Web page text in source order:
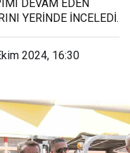
DEVAM EDEN
YERİNDE İNCELEDİ.
2024, 16:30